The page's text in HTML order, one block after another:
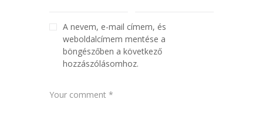
A nevem, e-mail címem, és
weboldalcímem mentése a
böngészőben a következő
hozzászólásomhoz.